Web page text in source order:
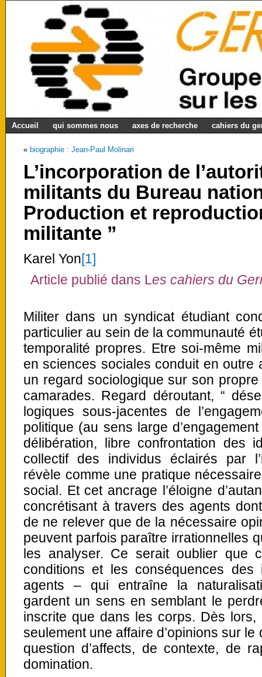
Accueil qui sommes nous axes de recherche cahiers du
« biographie : Jean-Paul Molinari
L’incorporation de
militants du Bureau
Production et
militante ”
Karel Yon[1]
Article publié dans Les cahiers du
Militer dans un syndicat étudiant
particulier au sein de la communauté
temporalité propres. Etre soi-même
en sciences sociales conduit en outre
un regard sociologique sur son
camarades. Regard déroutant, “
logiques sous-jacentes de
politique (au sens large
délibération, libre confrontation des
collectif des individus éclairés par
révèle comme une pratique
social. Et cet ancrage l’éloigne
concrétisant à travers des agents
de ne relever que de la nécessaire
peuvent parfois paraître irrationnelles
les analyser. Ce serait oublier que
conditions et les conséquences des
agents – qui entraîne la
gardent un sens en semblant le
inscrite que dans les corps. Dès
seulement une affaire d’opinions sur
question d’affects, de contexte, de
domination.